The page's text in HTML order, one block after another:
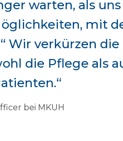
warten, als
mit
Wir verkürzen die
die Pflege als
bei MKUH